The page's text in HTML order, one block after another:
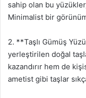
sahip olan bu
Minimalist bir
2. **Taşlı Gümüş
yerleştirilen doğal
kazandırır hem de
ametist gibi taşlar